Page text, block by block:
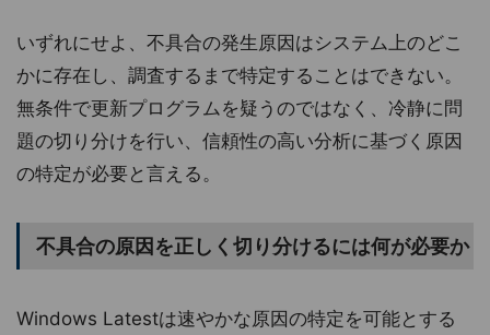
いずれにせよ、不具合の発生原因はシステム上のどこ
かに存在し、調査するまで特定することはできない。
無条件で更新プログラムを疑うのではなく、冷静に問
題の切り分けを行い、信頼性の高い分析に基づく原因
の特定が必要と言える。
不具合の原因を正しく切り分けるには何が必要か
Windows Latestは速やかな原因の特定を可能とする